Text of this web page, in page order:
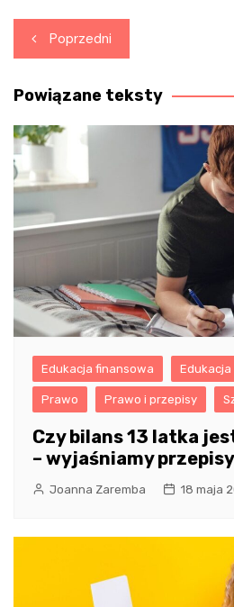
Nawigacja
wpisu
Poprzedni
Powiązane teksty
Edukacja finansowa
Prawo Prawo i przepisy
Czy bilans 13 latka
– wyjaśniamy przepisy
Joanna Zaremba 18 maja